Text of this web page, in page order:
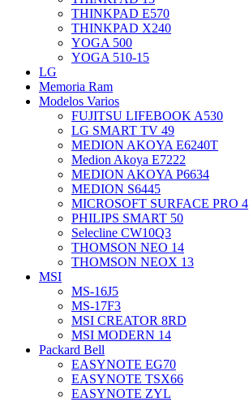
THINKPAD E570
THINKPAD X240
YOGA 500
YOGA 510-15
LG
Memoria Ram
Modelos Varios
FUJITSU LIFEBOOK A530
LG SMART TV 49
MEDION AKOYA E6240T
Medion Akoya E7222
MEDION AKOYA P6634
MEDION S6445
MICROSOFT SURFACE PRO 4
PHILIPS SMART 50
Selecline CW10Q3
THOMSON NEO 14
THOMSON NEOX 13
MSI
MS-16J5
MS-17F3
MSI CREATOR 8RD
MSI MODERN 14
Packard Bell
EASYNOTE EG70
EASYNOTE TSX66
EASYNOTE ZYL